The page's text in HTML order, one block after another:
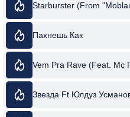
Starburster (From
Пахнешь Как
Vem Pra Rave (Feat. Mc
Звезда Ft Юлдуз